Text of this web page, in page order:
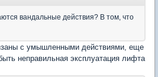
вандальные действия? В том, что
с умышленными действиями, еще
неправильная эксплуатация лифта